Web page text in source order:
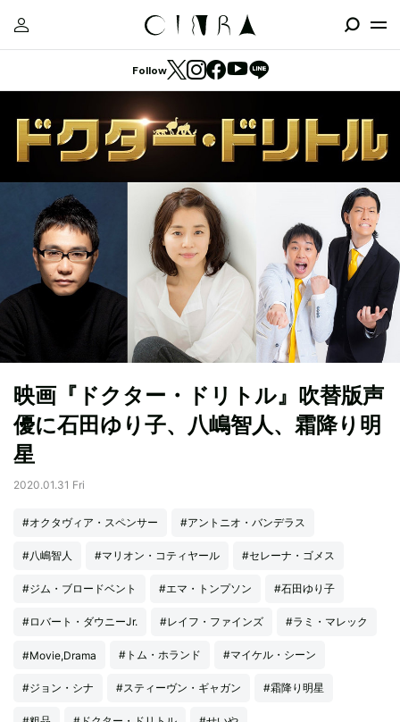
Follow
映画『ドクター・ドリトル』吹替版声
優に石田ゆり子、八嶋智人、霜降り明
星
2020.01.31 Fri
#オクタヴィア・スペンサー #アントニオ・バンデラス
#八嶋智人 #マリオン・コティヤール #セレーナ・ゴメス
#ジム・ブロードベント #エマ・トンプソン #石田ゆり子
#ロバート・ダウニーJr. #レイフ・ファインズ #ラミ・マレック
#Movie,Drama #トム・ホランド #マイケル・シーン
#ジョン・シナ #スティーヴン・ギャガン #霜降り明星